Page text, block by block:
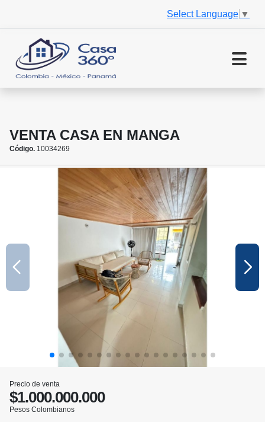
Select Language ▼
VENTA CASA EN MANGA
Código. 10034269
Precio de venta
$1.000.000.000
Pesos Colombianos